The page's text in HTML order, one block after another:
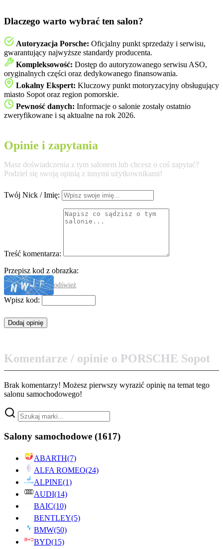
Dlaczego warto wybrać ten salon?
Autoryzacja Porsche: Oficjalny punkt sprzedaży i serwisu,
gwarantujący najwyższe standardy producenta.
Kompleksowość: Dostęp do autoryzowanego serwisu ASO,
oryginalnych części oraz dedykowanego finansowania.
Lokalny Ekspert: Kluczowy punkt motoryzacyjny obsługujący
miasto Sopot oraz region pomorskie.
Pewność danych: Informacje o salonie zostały ostatnio
zweryfikowane i są aktualne na rok 2026.
Opinie i zapytania
Masz doświadczenia z tym salonem lub chcesz o coś zapytać?
Podziel się swoją opinią z innymi użytkownikami!
Twój Nick / Imię:
Treść komentarza:
Przepisz kod z obrazka:
odśwież
Wpisz kod:
Komentarze / opinie o PORSCHE Sopot
Brak komentarzy! Możesz pierwszy wyrazić opinię na temat tego
salonu samochodowego!
Salony samochodowe (1617)
ABARTH(7)
ALFA ROMEO(24)
ALPINE(1)
AUDI(14)
BAIC(10)
BENTLEY(5)
BMW(50)
BYD(15)